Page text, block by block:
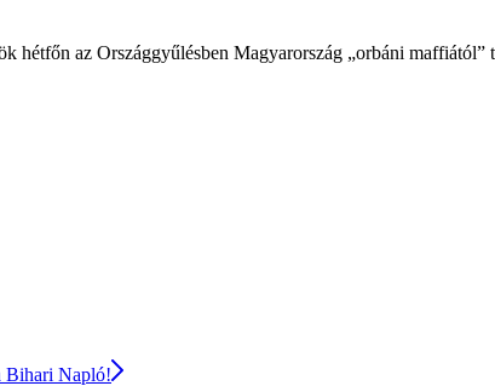
hétfőn az Országgyűlésben Magyarország „orbáni
Bihari Napló!